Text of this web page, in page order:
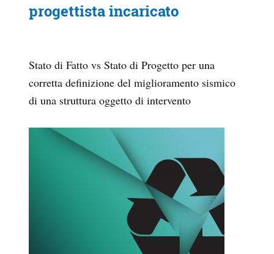
progettista incaricato
Stato di Fatto vs Stato di Progetto per una
corretta definizione del miglioramento sismico
di una struttura oggetto di intervento